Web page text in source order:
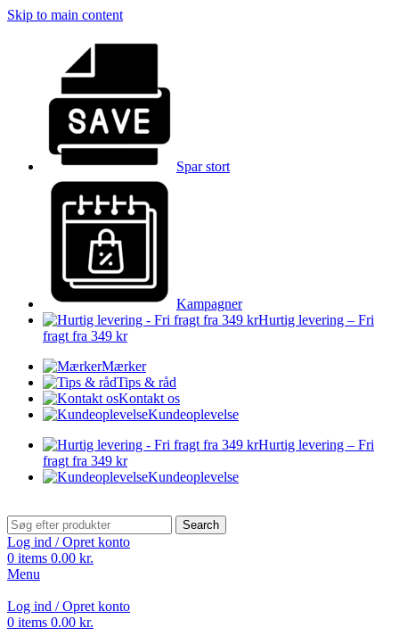
Skip to main content
Spar stort
Kampagner
Hurtig levering – Fri
fragt fra 349 kr
Mærker
Tips & råd
Kontakt os
Kundeoplevelse
Hurtig levering – Fri
fragt fra 349 kr
Kundeoplevelse
Search
Log ind / Opret konto
0 items 0.00 kr.
Menu
Log ind / Opret konto
0 items 0.00 kr.